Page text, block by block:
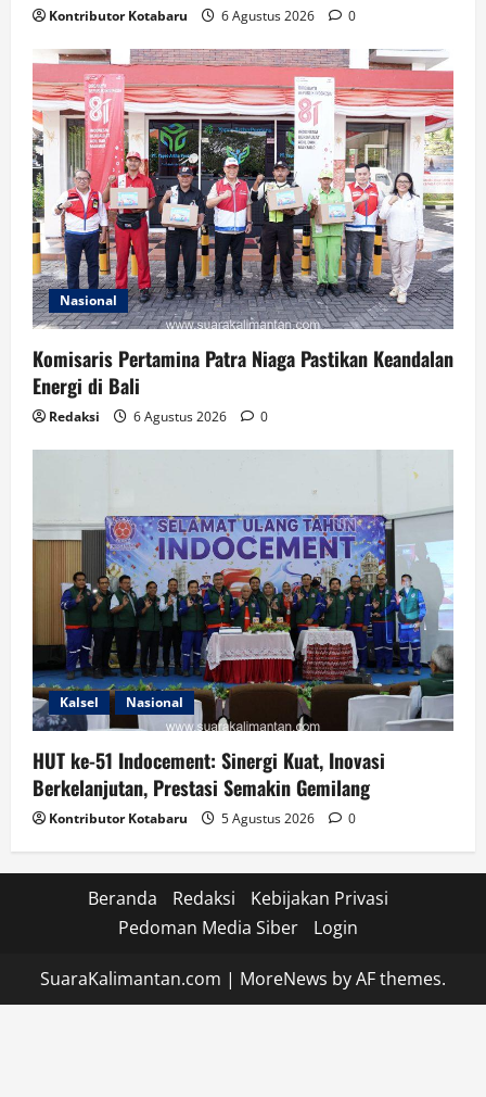
Kontributor Kotabaru 6 Agustus 2026 0
Nasional
Komisaris Pertamina Patra Niaga Pastikan Keandalan
Energi di Bali
Redaksi 6 Agustus 2026 0
Kalsel Nasional
HUT ke-51 Indocement: Sinergi Kuat, Inovasi
Berkelanjutan, Prestasi Semakin Gemilang
Kontributor Kotabaru 5 Agustus 2026 0
Beranda Redaksi
Kebijakan Privasi
Pedoman Media Siber
Login
SuaraKalimantan.com | MoreNews by AF themes.